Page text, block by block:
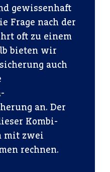
gewissenhaft
Frage nach der
oft zu einem
bieten wir
auch
an. Der
Kombi-
mit zwei
rechnen.